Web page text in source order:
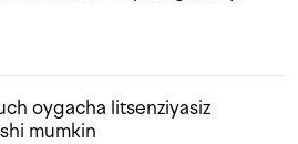
oygacha litsenziyasiz
mumkin